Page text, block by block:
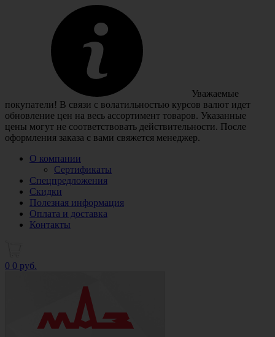
Уважаемые
покупатели! В связи с волатильностью курсов валют идет
обновление цен на весь ассортимент товаров. Указанные
цены могут не соответствовать действительности. После
оформления заказа с вами свяжется менеджер.
О компании
Сертификаты
Спецпредложения
Скидки
Полезная информация
Оплата и доставка
Контакты
0 0 руб.